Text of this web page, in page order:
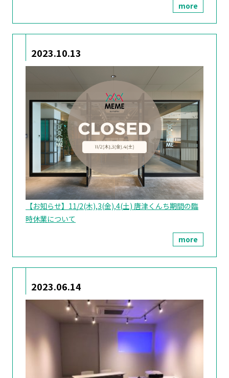
more
2023.10.13
【お知らせ】11/2(木),3(金),4(土) 唐津くんち期間の臨
時休業について
more
2023.06.14